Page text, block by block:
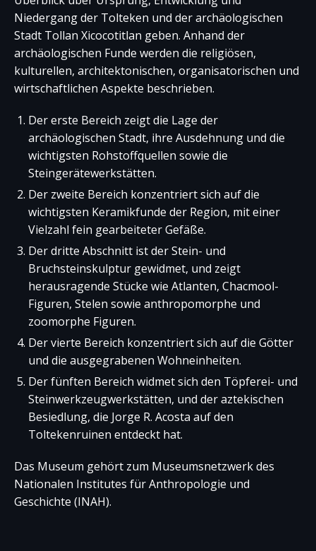
Niedergang der Tolteken und der archäologischen
Stadt Tollan Xicocotitlan geben. Anhand der
archäologischen Funde werden die religiösen,
kulturellen, architektonischen, organisatorischen und
wirtschaftlichen Aspekte beschrieben.
Der erste Bereich zeigt die Lage der
archäologischen Stadt, ihre Ausdehnung und die
wichtigsten Rohstoffquellen sowie die
Steingerätewerkstätten.
Der zweite Bereich konzentriert sich auf die
wichtigsten Keramikfunde der Region, mit einer
Vielzahl fein gearbeiteter Gefäße.
Der dritte Abschnitt ist der Stein- und
Bruchsteinskulptur gewidmet, und zeigt
herausragende Stücke wie Atlanten, Chacmool-
Figuren, Stelen sowie anthropomorphe und
zoomorphe Figuren.
Der vierte Bereich konzentriert sich auf die Götter
und die ausgegrabenen Wohneinheiten.
Der fünften Bereich widmet sich den Töpferei- und
Steinwerkzeugwerkstätten, und der aztekischen
Besiedlung, die Jorge R. Acosta auf den
Toltekenruinen entdeckt hat.
Das Museum gehört zum Museumsnetzwerk des
Nationalen Institutes für Anthropologie und
Geschichte (INAH).